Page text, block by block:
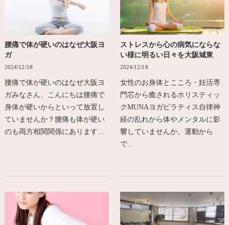
腰痛で体が硬いのはなぜ大阪ヨ
ガ
2024/12/18
腰痛で体が硬いのはなぜ大阪ヨ
ガみなさん、こんにちは腰痛で
身体が硬いからといって放置し
ていませんか？腰痛も体が硬い
のも両方相関関係にあります…
ストレスから心の病気にならな
い様に明るい日々を大阪城東
2024/12/18
女性のお身体とこころ・妊活専
門芯から癒されるホリスティッ
クMUNAヨガピラティス自律神
経の乱れから体やメンタルに影
響していませんか。運動から
で…